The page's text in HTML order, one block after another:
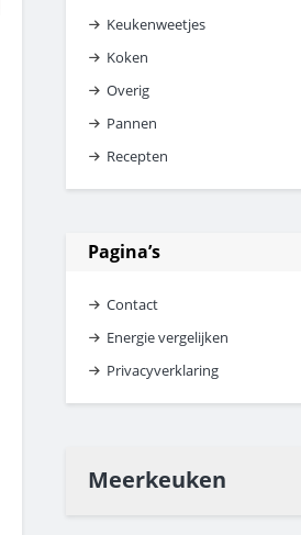
Keukenweetjes
Koken
Overig
Pannen
Recepten
Pagina’s
Contact
Energie vergelijken
Privacyverklaring
Meerkeuken